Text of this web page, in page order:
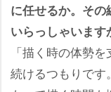
に任せるか。そ
いらっしゃいます
「描く時の体勢
続けるつもりです